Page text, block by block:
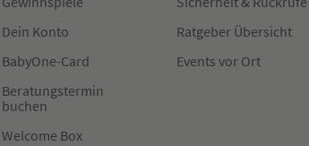
Dein Konto
BabyOne-Card
Beratungstermin
buchen
Welcome Box
Ratgeber Übersicht
Events vor Ort